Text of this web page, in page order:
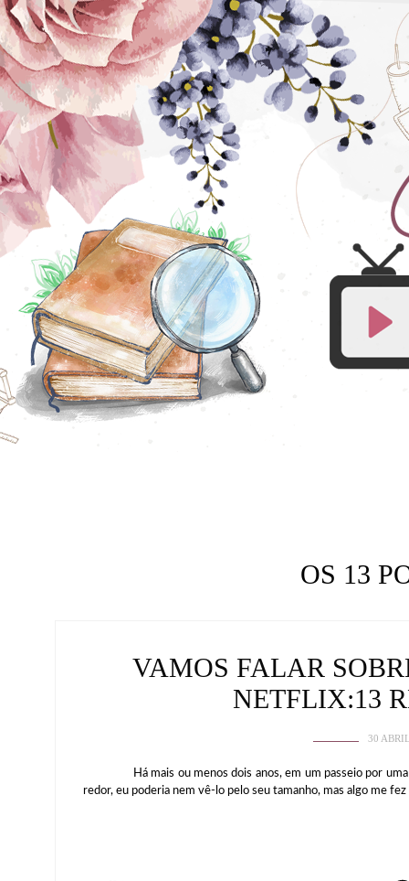
OS 13
VAMOS FALAR
NETFLIX:13
30
Há mais ou menos dois anos, em um passeio por uma
redor, eu poderia nem vê-lo pelo seu tamanho, mas algo me